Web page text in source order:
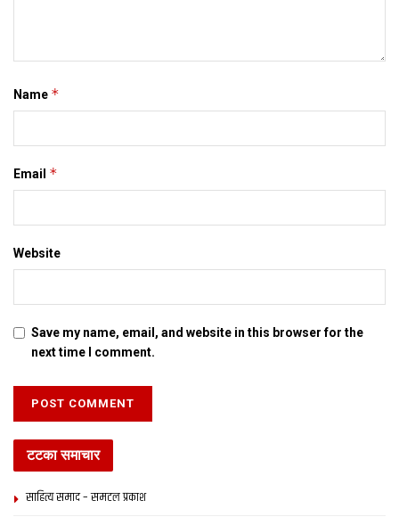
Name *
Email *
Website
Save my name, email, and website in this browser for the
next time I comment.
टटका समाचार
साहित्य समाद – समटल प्रकाश